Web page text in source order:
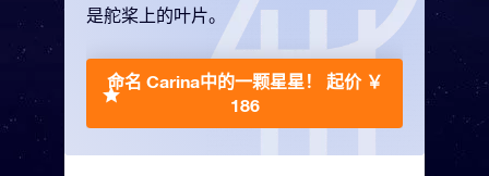
是舵桨上的叶片。
命名 Carina中的一颗星星！ 起价 ￥
186